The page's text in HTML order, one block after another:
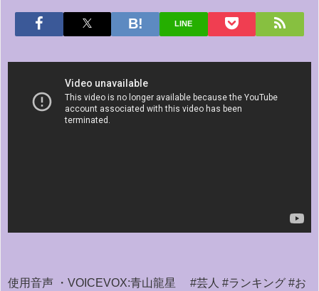
LINE
使用音声 ・VOICEVOX:青山龍星 #芸人 #ランキング #お